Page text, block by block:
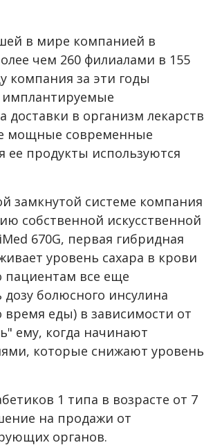
в мире компанией в
чем 260 филиалами в 155
компания за эти годы
имплантируемые
доставки в организм лекарств
мощные современные
ее продукты используются
замкнутой системе компания
собственной искусственной
670G, первая гибридная
уровень сахара в крови
пациентам все еще
болюсного инсулина
еды) в зависимости от
ему, когда начинают
которые снижают уровень
1 типа в возрасте от 7
на продажи от
органов.